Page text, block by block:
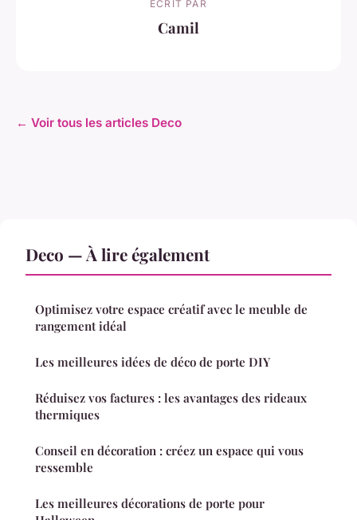
ECRIT PAR
Camil
← Voir tous les articles Deco
Deco — À lire également
Optimisez votre espace créatif avec le meuble de
rangement idéal
Les meilleures idées de déco de porte DIY
Réduisez vos factures : les avantages des rideaux
thermiques
Conseil en décoration : créez un espace qui vous
ressemble
Les meilleures décorations de porte pour